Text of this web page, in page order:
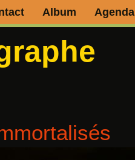
Album Agenda